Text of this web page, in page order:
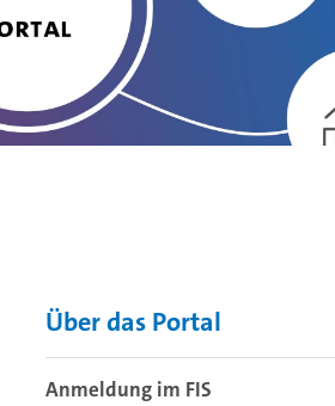
Über das Portal
Anmeldung im FIS